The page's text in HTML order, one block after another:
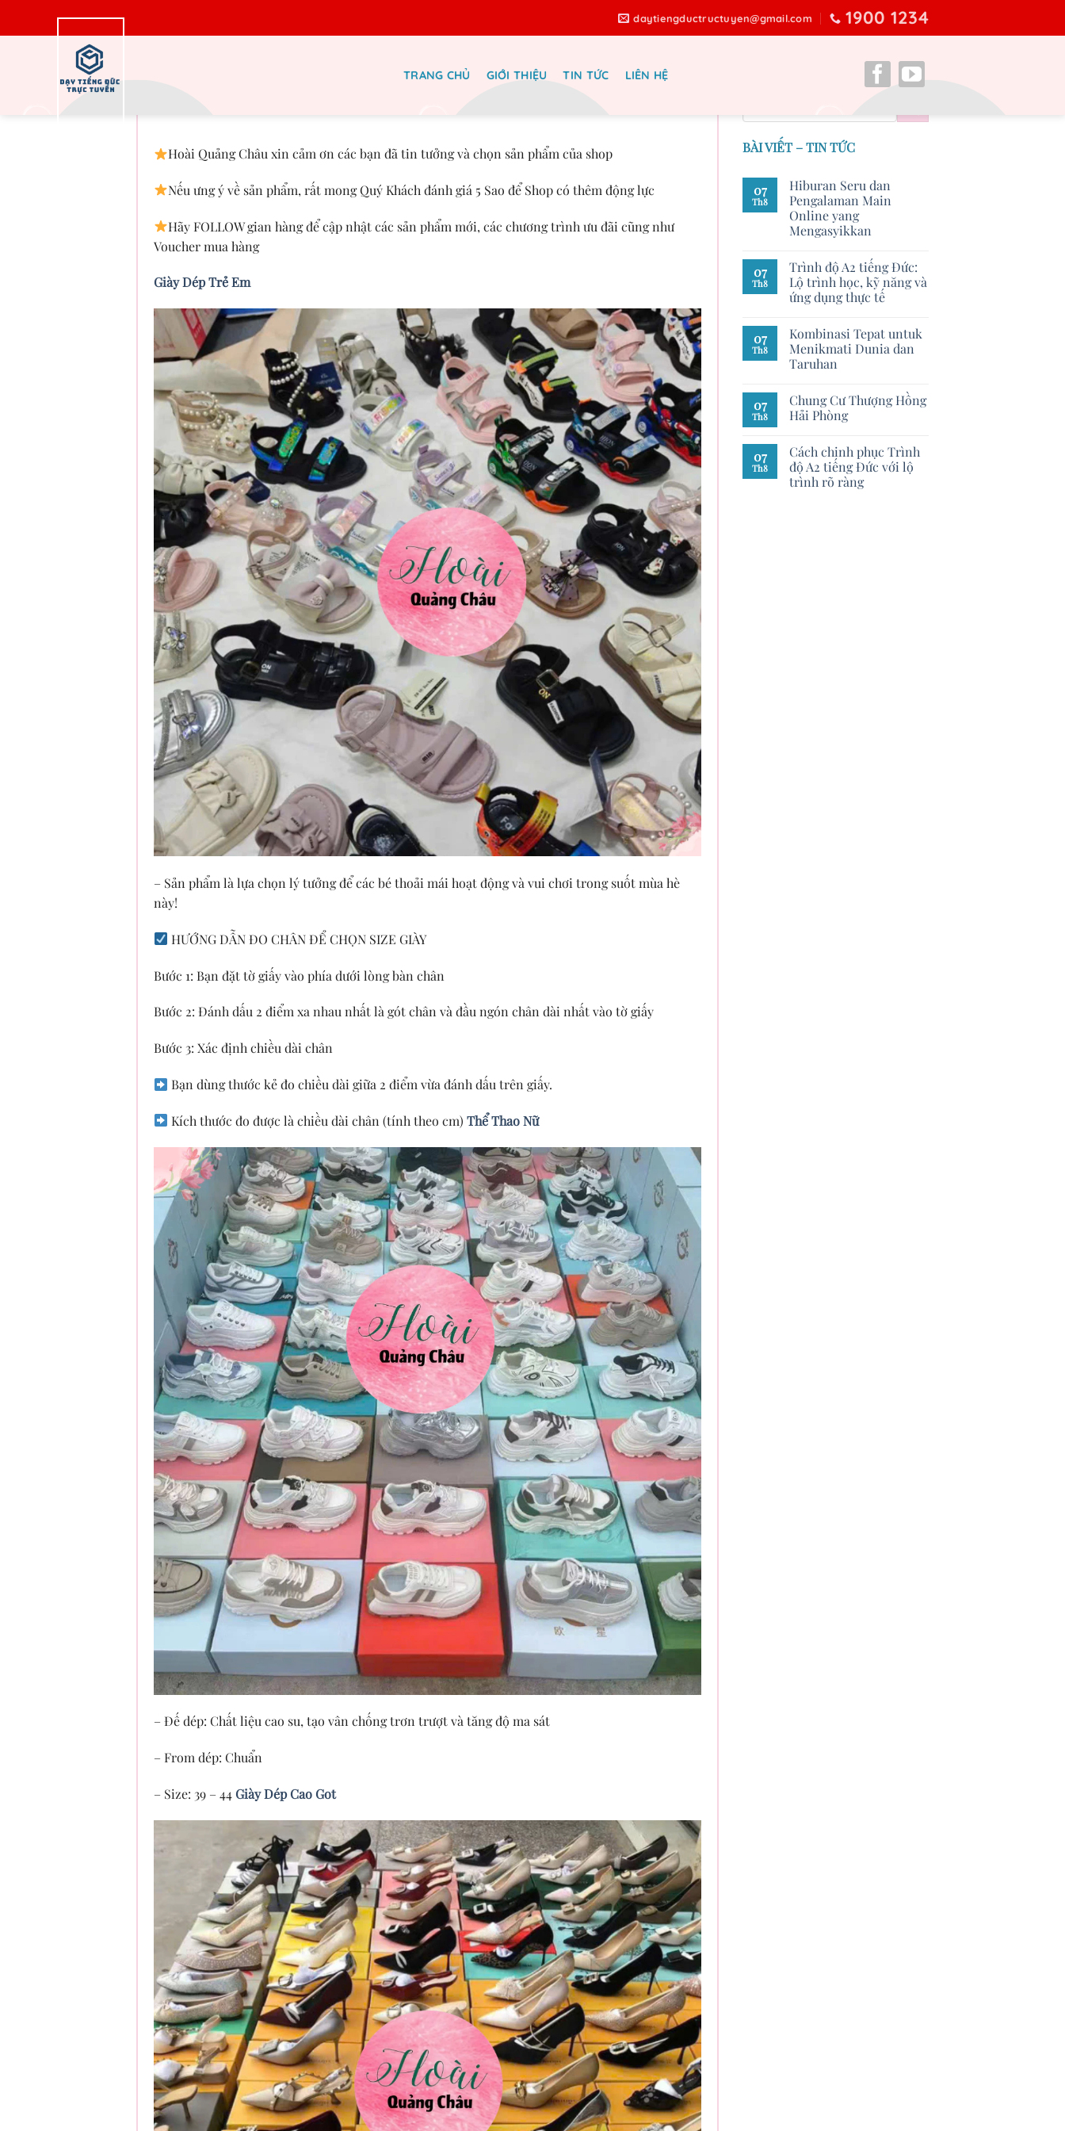
daytiengductructuyen@gmail.com 1900 1234
TRANG CHỦ GIỚI THIỆU TIN TỨC LIÊN HỆ
Hoài Quảng Châu xin cảm ơn các bạn đã tin tưởng và chọn sản phẩm của shop
Nếu ưng ý về sản phẩm, rất mong Quý Khách đánh giá 5 Sao để Shop có thêm động lực
Hãy FOLLOW gian hàng để cập nhật các sản phẩm mới, các chương trình ưu đãi cũng như
Voucher mua hàng
Giày Dép Trẻ Em
– Sản phẩm là lựa chọn lý tưởng để các bé thoải mái hoạt động và vui chơi trong suốt mùa hè
này!
HƯỚNG DẪN ĐO CHÂN ĐỂ CHỌN SIZE GIÀY
Bước 1: Bạn đặt tờ giấy vào phía dưới lòng bàn chân
Bước 2: Đánh dấu 2 điểm xa nhau nhất là gót chân và đầu ngón chân dài nhất vào tờ giấy
Bước 3: Xác định chiều dài chân
Bạn dùng thước kẻ đo chiều dài giữa 2 điểm vừa đánh dấu trên giấy.
Kích thước đo được là chiều dài chân (tính theo cm)Thể Thao Nữ
– Đế dép: Chất liệu cao su, tạo vân chống trơn trượt và tăng độ ma sát
– From dép: Chuẩn
– Size: 39 – 44 Giày Dép Cao Got
BÀI VIẾT – TIN TỨC
07
Th8
Hiburan Seru dan
Pengalaman Main
Online yang
Mengasyikkan
07
Th8
Trình độ A2 tiếng Đức:
Lộ trình học, kỹ năng và
ứng dụng thực tế
07
Th8
Kombinasi Tepat untuk
Menikmati Dunia dan
Taruhan
07
Th8
Chung Cư Thượng Hồng
Hải Phòng
07
Th8
Cách chinh phục Trình
độ A2 tiếng Đức với lộ
trình rõ ràng